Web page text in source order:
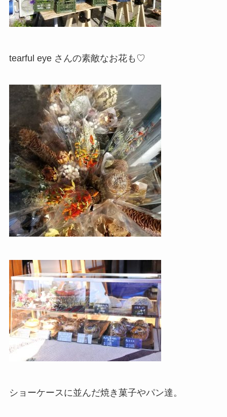
tearful eye さんの素敵なお花も♡
ショーケースに並んだ焼き菓子やパン達。